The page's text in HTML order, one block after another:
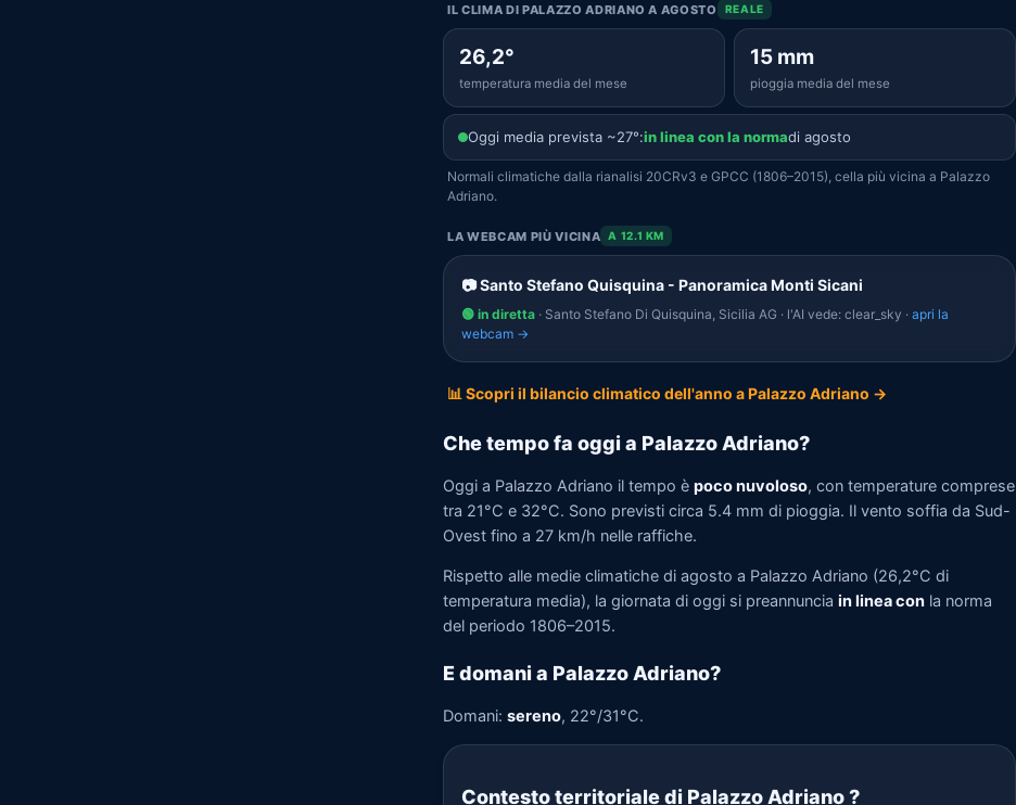
IL CLIMA DI PALAZZO ADRIANO A AGOSTO REALE
26,2°
temperatura media del mese
15 mm
pioggia media del mese
Oggi media prevista ~27°:in linea con la normadi agosto
Normali climatiche dalla rianalisi 20CRv3 e GPCC (1806–2015), cella più vicina a Palazzo
Adriano.
LA WEBCAM PIÙ VICINA A 12.1 KM
📷 Santo Stefano Quisquina - Panoramica Monti Sicani
🟢 in diretta · Santo Stefano Di Quisquina, Sicilia AG · l'AI vede: clear_sky · apri la
webcam →
📊 Scopri il bilancio climatico dell'anno a Palazzo Adriano →
Che tempo fa oggi a Palazzo Adriano?
Oggi a Palazzo Adriano il tempo è poco nuvoloso, con temperature comprese
tra 21°C e 32°C. Sono previsti circa 5.4 mm di pioggia. Il vento soffia da Sud-
Ovest fino a 27 km/h nelle raffiche.
Rispetto alle medie climatiche di agosto a Palazzo Adriano (26,2°C di
temperatura media), la giornata di oggi si preannuncia in linea con la norma
del periodo 1806–2015.
E domani a Palazzo Adriano?
Domani: sereno, 22°/31°C.
Contesto territoriale di Palazzo Adriano?